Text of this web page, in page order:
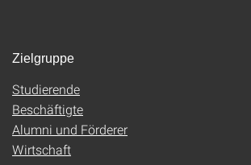
Zielgruppe
Studierende
Beschäftigte
Alumni und Förderer
Wirtschaft